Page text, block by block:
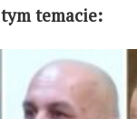
temacie: